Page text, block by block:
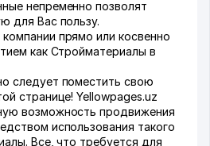
непременно позволят
для Вас пользу.
прямо или косвенно
как Стройматериалы в
следует поместить свою
странице! Yellowpages.uz
возможность продвижения
использования такого
Все, что требуется для